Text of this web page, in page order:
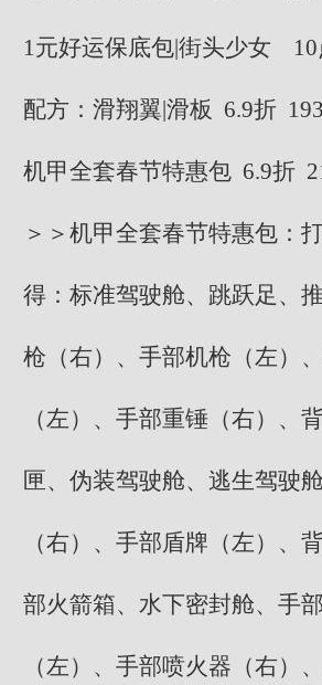
1元好运保底包|街头少女 10
配方：滑翔翼|滑板 6.9折
机甲全套春节特惠包 6.9折
＞＞机甲全套春节特惠包：
得：标准驾驶舱、跳跃足、
枪（右）、手部机枪（左）
（左）、手部重锤（右）、
匣、伪装驾驶舱、逃生驾驶
（右）、手部盾牌（左）、
部火箭箱、水下密封舱、手
（左）、手部喷火器（右）